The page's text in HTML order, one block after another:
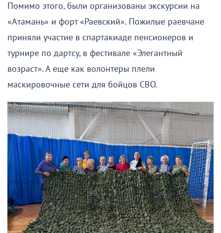
Помимо этого, были организованы экскурсии на
«Атамань» и форт «Раевский». Пожилые раевчане
приняли участие в спартакиаде пенсионеров и
турнире по дартсу, в фестивале «Элегантный
возраст». А еще как волонтеры плели
маскировочные сети для бойцов СВО.